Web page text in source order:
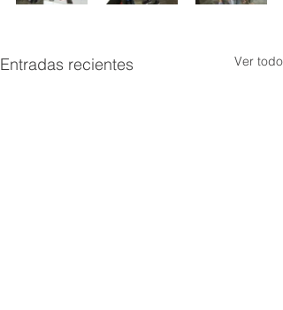
Entradas recientes Ver todo